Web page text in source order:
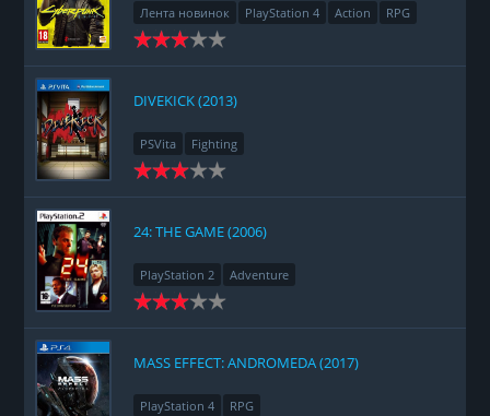
Лента новинок PlayStation 4 Action
RPG
Racing
Adventure
DIVEKICK (2013)
PSVita Fighting
24: THE GAME (2006)
PlayStation 2 Adventure
MASS EFFECT: ANDROMEDA (2017)
PlayStation 4 RPG